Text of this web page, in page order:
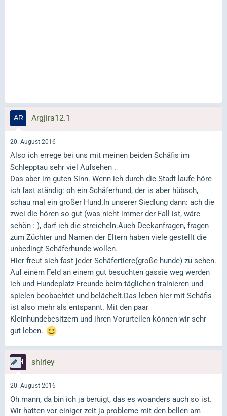
Argjira12.1
20. August 2016
Also ich errege bei uns mit meinen beiden Schäfis im
Schlepptau sehr viel Aufsehen .
Das aber im guten Sinn. Wenn ich durch die Stadt laufe höre
ich fast ständig: oh ein Schäferhund, der is aber hübsch,
schau mal ein großer Hund.In unserer Siedlung dann: ach die
zwei die hören so gut (was nicht immer der Fall ist, wäre
schön : ), darf ich die streicheln.Auch Deckanfragen, fragen
zum Züchter und Namen der Eltern haben viele gestellt die
unbedingt Schäferhunde wollen.
Hier freut sich fast jeder Schäfertiere(große hunde) zu sehen.
Auf einem Feld an einem gut besuchten gassie weg werden
ich und Hundeplatz Freunde beim täglichen trainieren und
spielen beobachtet und belächelt.Das leben hier mit Schäfis
ist also mehr als entspannt. Mit den paar
Kleinhundebesitzern und ihren Vorurteilen können wir sehr
gut leben.
shirley
20. August 2016
Oh mann, da bin ich ja beruigt, das es woanders auch so ist.
Wir hatten vor einiger zeit ja probleme mit den bellen am